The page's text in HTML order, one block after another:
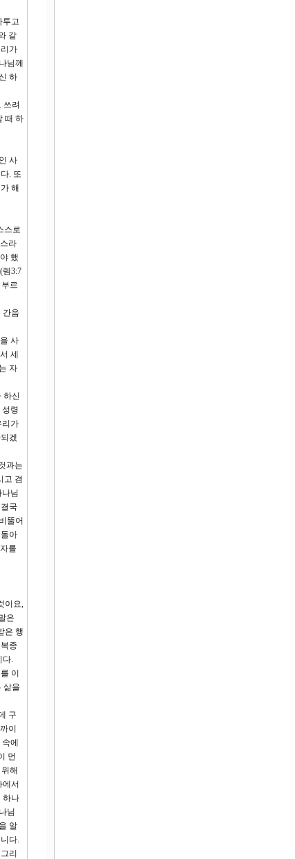
투고
같
가
님께
하
쓰려
때 하
사
. 또
해
스로
라
했
렘3:7
르
간음
사
세
자
하신
령
리가
겠
과는
고 겸
님
국
뚤어
아
를
이요,
은
은 행
종
다.
이
삶을
구
이
에
먼
해
서
하나
님
알
다.
리